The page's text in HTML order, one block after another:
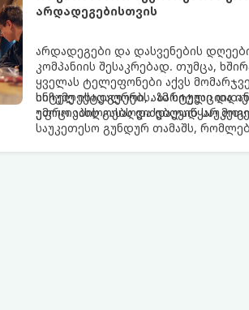
არდადეგებისთვის
არდადეგები და დასვენების
კომპანიის შესაკრებად. თუმცა,
ყველას ტელეფონები აქვს
სიჩუმე ისადგურებს. ამ
ემოციების გასაღვიძებლად
ინტელექტუალური, აზარტული და
უფრო აახლოებს და დაუვიწყარ
საუკეთესო გუნდურ თამაშს,